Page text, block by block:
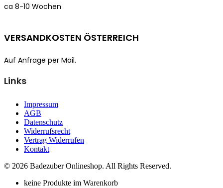
ca 8-10 Wochen
VERSANDKOSTEN ÖSTERREICH
Auf Anfrage per Mail.
Links
Impressum
AGB
Datenschutz
Widerrufsrecht
Vertrag Widerrufen
Kontakt
© 2026 Badezuber Onlineshop. All Rights Reserved.
keine Produkte im Warenkorb